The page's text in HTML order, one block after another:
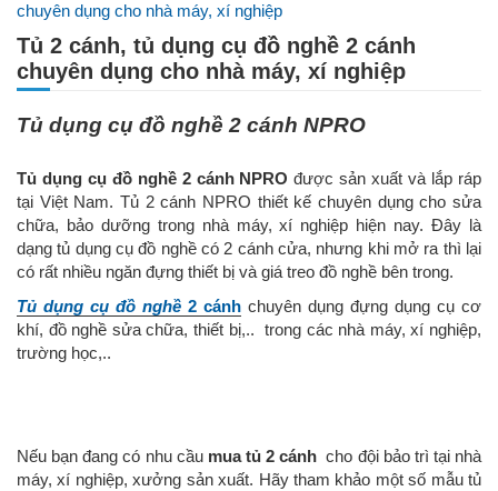
chuyên dụng cho nhà máy, xí nghiệp
Tủ 2 cánh, tủ dụng cụ đồ nghề 2 cánh
chuyên dụng cho nhà máy, xí nghiệp
Tủ dụng cụ đồ nghề 2 cánh NPRO
Tủ dụng cụ đồ nghề 2 cánh NPRO được sản xuất và lắp ráp
tại Việt Nam. Tủ 2 cánh NPRO thiết kế chuyên dụng cho sửa
chữa, bảo dưỡng trong nhà máy, xí nghiệp hiện nay. Đây là
dạng tủ dụng cụ đồ nghề có 2 cánh cửa, nhưng khi mở ra thì lại
có rất nhiều ngăn đựng thiết bị và giá treo đồ nghề bên trong.
Tủ dụng cụ đồ nghề 2 cánh chuyên dụng đựng dụng cụ cơ
khí, đồ nghề sửa chữa, thiết bị,.. trong các nhà máy, xí nghiệp,
trường học,..
Nếu bạn đang có nhu cầumua tủ 2 cánh cho đội bảo trì tại nhà
máy, xí nghiệp, xưởng sản xuất. Hãy tham khảo một số mẫu tủ